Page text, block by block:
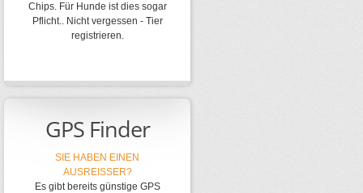
Chips. Für Hunde ist dies sogar
Pflicht.. Nicht vergessen - Tier
registrieren.
GPS Finder
SIE HABEN EINEN
AUSREISSER?
Es gibt bereits günstige GPS